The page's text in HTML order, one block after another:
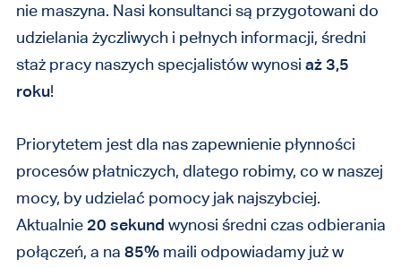
nie maszyna. Nasi konsultanci są przygotowani do
udzielania życzliwych i pełnych informacji, średni
staż pracy naszych specjalistów wynosi aż 3,5
roku!
Priorytetem jest dla nas zapewnienie płynności
procesów płatniczych, dlatego robimy, co w naszej
mocy, by udzielać pomocy jak najszybciej.
Aktualnie 20 sekund wynosi średni czas odbierania
połączeń, a na 85%maili odpowiadamy już w